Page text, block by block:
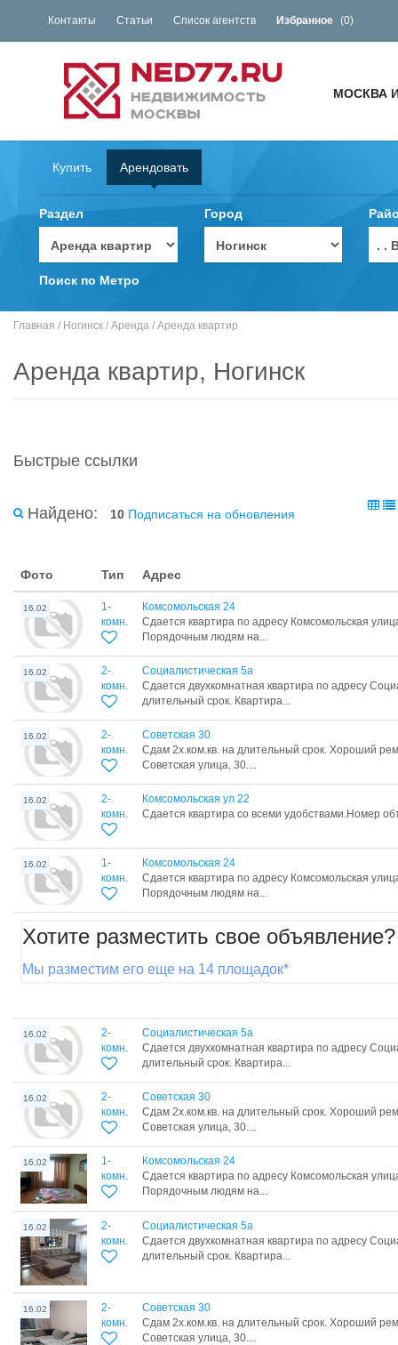
Контакты Статьи Список агентств Избранное (0)
МОСКВА
Купить Арендовать
Раздел Город
. .
Поиск по Метро
Главная / Ногинск / Аренда / Аренда квартир
Аренда квартир, Ногинск
Быстрые ссылки
Найдено: 10 Подписаться на обновления
Фото Тип Адрес
16.02
1-
комн.
Комсомольская 24
Сдается квартира по адресу Комсомольская
Порядочным людям на...
16.02
2-
комн.
Социалистическая 5а
Сдается двухкомнатная квартира по адресу
длительный срок. Квартира...
16.02
2-
комн.
Советская 30
Сдам 2х.ком.кв. на длительный срок. Хороший
Советская улица, 30....
16.02
2-
комн.
Комсомольская ул 22
Сдается квартира со всеми удобствами.Номер
16.02
1-
комн.
Комсомольская 24
Сдается квартира по адресу Комсомольская
Порядочным людям на...
Хотите разместить свое объявление?
Мы разместим его еще на 14 площадок*
16.02
2-
комн.
Социалистическая 5а
Сдается двухкомнатная квартира по адресу
длительный срок. Квартира...
16.02
2-
комн.
Советская 30
Сдам 2х.ком.кв. на длительный срок. Хороший
Советская улица, 30....
16.02
1-
комн.
Комсомольская 24
Сдается квартира по адресу Комсомольская
Порядочным людям на...
16.02
2-
комн.
Социалистическая 5а
Сдается двухкомнатная квартира по адресу
длительный срок. Квартира...
16.02
2-
комн.
Советская 30
Сдам 2х.ком.кв. на длительный срок. Хороший
Советская улица, 30....